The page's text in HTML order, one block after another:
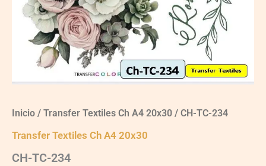
Inicio / Transfer Textiles Ch A4 20x30 / CH-TC-234
Transfer Textiles Ch A4 20x30
CH-TC-234